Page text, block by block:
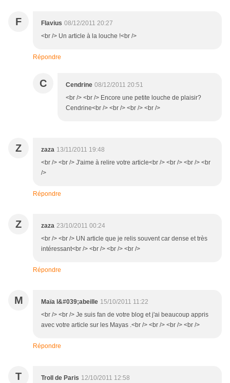
F Flavius 08/12/2011 20:27
<br /> Un article à la louche !<br />
Répondre
C Cendrine 08/12/2011 20:51
<br /> <br /> Encore une petite louche de plaisir?
Cendrine<br /> <br /> <br /> <br />
Z zaza 13/11/2011 19:48
<br /> <br /> J'aime à relire votre article<br /> <br /> <br /> <br
/>
Répondre
Z zaza 23/10/2011 00:24
<br /> <br /> UN article que je relis souvent car dense et très
intéressant<br /> <br /> <br /> <br />
Répondre
M Maïa l&#039;abeille 15/10/2011 11:22
<br /> <br /> Je suis fan de votre blog et j'ai beaucoup appris
avec votre article sur les Mayas .<br /> <br /> <br /> <br />
Répondre
T Troll de Paris 12/10/2011 12:58